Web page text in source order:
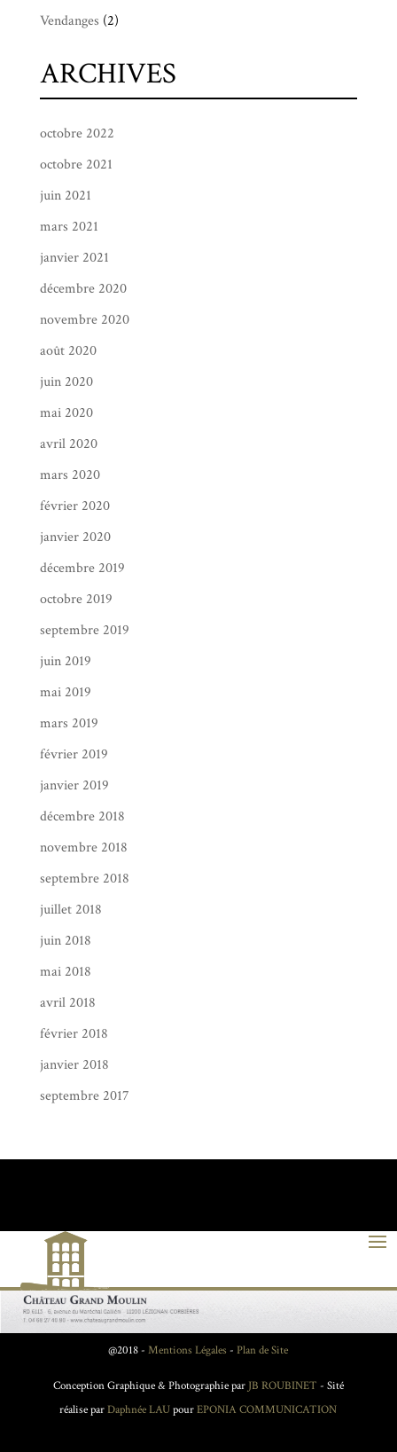
Vendanges (2)
ARCHIVES
octobre 2022
octobre 2021
juin 2021
mars 2021
janvier 2021
décembre 2020
novembre 2020
août 2020
juin 2020
mai 2020
avril 2020
mars 2020
février 2020
janvier 2020
décembre 2019
octobre 2019
septembre 2019
juin 2019
mai 2019
mars 2019
février 2019
janvier 2019
décembre 2018
novembre 2018
septembre 2018
juillet 2018
juin 2018
mai 2018
avril 2018
février 2018
janvier 2018
septembre 2017
@2018 - Mentions Légales - Plan de Site
Conception Graphique & Photographie par JB ROUBINET - Sité
réalise parDaphnée LAUpourEPONIA COMMUNICATION